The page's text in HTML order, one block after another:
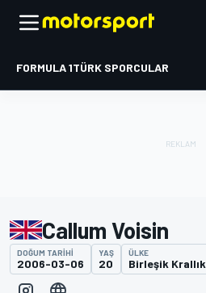
FORMULA 1TÜRK SPORCULAR
Callum Voisin
DOĞUM TARIHI
2006-03-06
YAŞ
20
ÜLKE
Birleşik Krallık